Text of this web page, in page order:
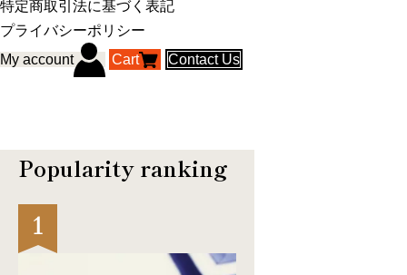
特定商取引法に基づく表記
プライバシーポリシー
My account
Cart Contact Us
Popularity ranking